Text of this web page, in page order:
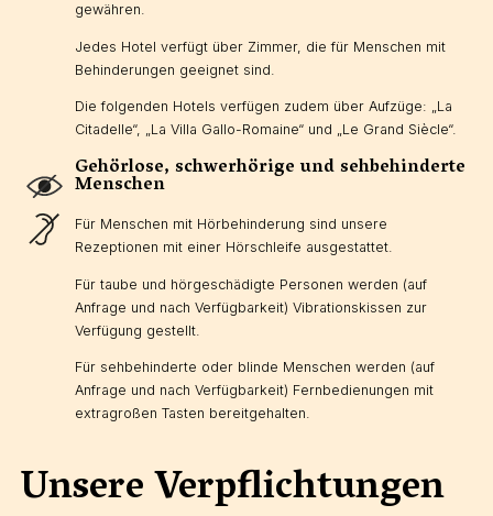
gewähren.
Jedes Hotel verfügt über Zimmer, die für Menschen mit
Behinderungen geeignet sind.
Die folgenden Hotels verfügen zudem über Aufzüge: „La
Citadelle“, „La Villa Gallo-Romaine“ und „Le Grand Siècle“.
Gehörlose, schwerhörige und sehbehinderte
Menschen
Für Menschen mit Hörbehinderung sind unsere
Rezeptionen mit einer Hörschleife ausgestattet.
Für taube und hörgeschädigte Personen werden (auf
Anfrage und nach Verfügbarkeit) Vibrationskissen zur
Verfügung gestellt.
Für sehbehinderte oder blinde Menschen werden (auf
Anfrage und nach Verfügbarkeit) Fernbedienungen mit
extragroßen Tasten bereitgehalten.
Unsere Verpflichtungen